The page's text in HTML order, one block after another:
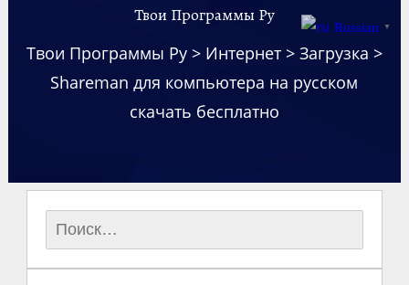
Твои Программы Ру
Твои Программы Ру> Интернет> Загрузка >
Shareman для компьютера на русском
скачать бесплатно
Найти:
Russian ▼